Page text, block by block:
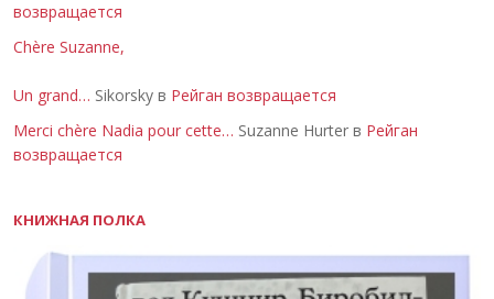
возвращается
Chère Suzanne,
Un grand… Sikorsky в Рейган возвращается
Merci chère Nadia pour cette… Suzanne Hurter в Рейган
возвращается
КНИЖНАЯ ПОЛКА